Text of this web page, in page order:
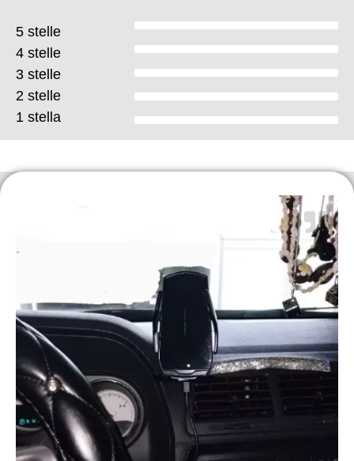
5 stelle
4 stelle
3 stelle
2 stelle
1 stella